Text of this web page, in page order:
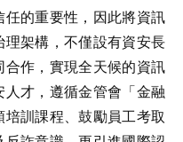
的重要性，因此將資訊
架構，不僅設有資安長
合作，實現全天候的資訊
才，遵循金管會「金融
訓課程、鼓勵員工考取